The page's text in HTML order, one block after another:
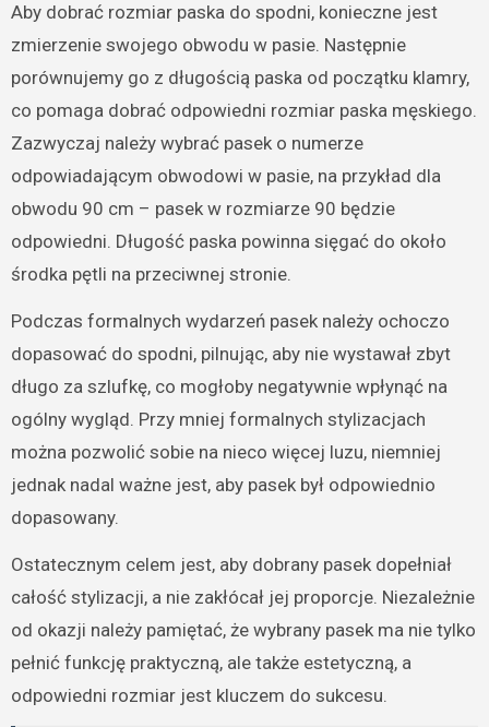
Aby dobrać rozmiar paska do spodni, konieczne jest
zmierzenie swojego obwodu w pasie. Następnie
porównujemy go z długością paska od początku klamry,
co pomaga dobrać odpowiedni rozmiar paska męskiego.
Zazwyczaj należy wybrać pasek o numerze
odpowiadającym obwodowi w pasie, na przykład dla
obwodu 90 cm – pasek w rozmiarze 90 będzie
odpowiedni. Długość paska powinna sięgać do około
środka pętli na przeciwnej stronie.
Podczas formalnych wydarzeń pasek należy ochoczo
dopasować do spodni, pilnując, aby nie wystawał zbyt
długo za szlufkę, co mogłoby negatywnie wpłynąć na
ogólny wygląd. Przy mniej formalnych stylizacjach
można pozwolić sobie na nieco więcej luzu, niemniej
jednak nadal ważne jest, aby pasek był odpowiednio
dopasowany.
Ostatecznym celem jest, aby dobrany pasek dopełniał
całość stylizacji, a nie zakłócał jej proporcje. Niezależnie
od okazji należy pamiętać, że wybrany pasek ma nie tylko
pełnić funkcję praktyczną, ale także estetyczną, a
odpowiedni rozmiar jest kluczem do sukcesu.